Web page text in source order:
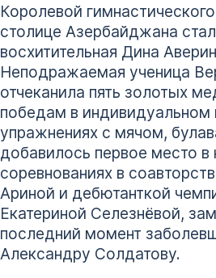
Королевой
столице Азербайджана
восхитительная Дина
Неподражаемая ученица
отчеканила пять золотых
победам в индивидуальном
упражнениях с мячом,
добавилось первое место
соревнованиях в
Ариной и дебютанткой
Екатериной Селезнёвой,
последний момент
Александру Солдатову.